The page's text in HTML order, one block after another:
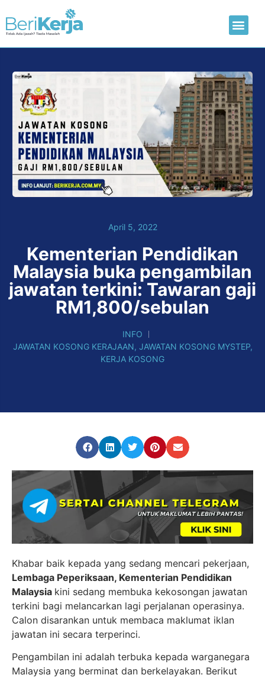
April 5, 2022
Kementerian Pendidikan
Malaysia buka pengambilan
jawatan terkini: Tawaran gaji
RM1,800/sebulan
INFO
JAWATAN KOSONG KERAJAAN, JAWATAN KOSONG MYSTEP,
KERJA KOSONG
Khabar baik kepada yang sedang mencari pekerjaan,
Lembaga Peperiksaan, Kementerian Pendidikan
Malaysia kini sedang membuka kekosongan jawatan
terkini bagi melancarkan lagi perjalanan operasinya.
Calon disarankan untuk membaca maklumat iklan
jawatan ini secara terperinci.
Pengambilan ini adalah terbuka kepada warganegara
Malaysia yang berminat dan berkelayakan. Berikut